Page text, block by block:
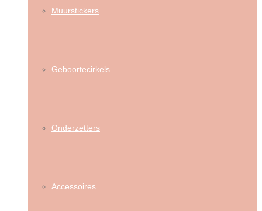
Muurstickers
Geboortecirkels
Onderzetters
Accessoires